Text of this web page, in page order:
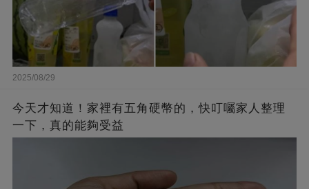
2025/08/29
今天才知道！家裡有五角硬幣的，快叮囑家人整理
一下，真的能夠受益